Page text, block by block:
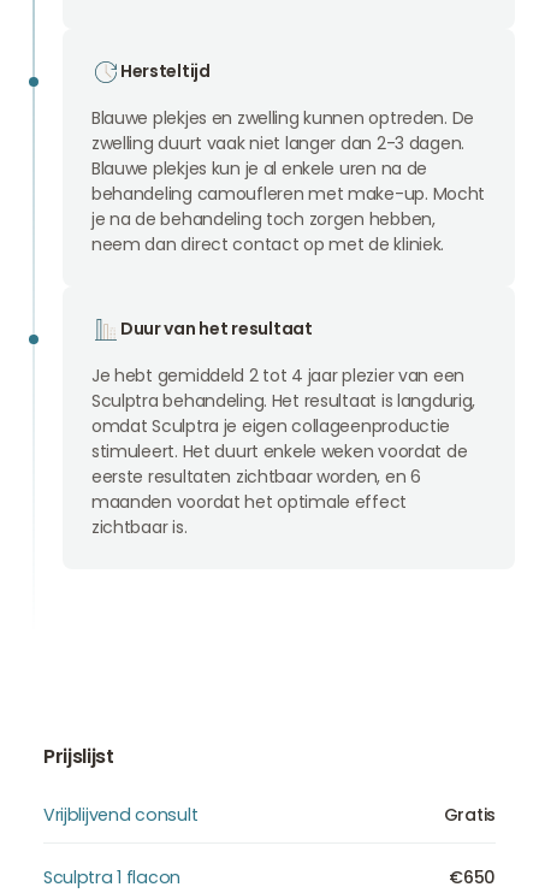
Hersteltijd
Blauwe plekjes en zwelling kunnen optreden. De
zwelling duurt vaak niet langer dan 2-3 dagen.
Blauwe plekjes kun je al enkele uren na de
behandeling camoufleren met make-up. Mocht
je na de behandeling toch zorgen hebben,
neem dan direct contact op met de kliniek.
Duur van het resultaat
Je hebt gemiddeld 2 tot 4 jaar plezier van een
Sculptra behandeling. Het resultaat is langdurig,
omdat Sculptra je eigen collageenproductie
stimuleert. Het duurt enkele weken voordat de
eerste resultaten zichtbaar worden, en 6
maanden voordat het optimale effect
zichtbaar is.
Prijslijst
Vrijblijvend consult Gratis
Sculptra 1 flacon €650